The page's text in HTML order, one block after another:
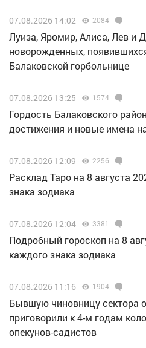
07.08.2026 14:02 2084
Луиза, Яромир, Алиса, Лев и
новорожденных,
Балаковской горбольнице
07.08.2026 13:25 1574
Гордость Балаковского
достижения и новые имена
07.08.2026 12:09 2256
Расклад Таро на 8 августа
знака зодиака
07.08.2026 12:04 3381
Подробный гороскоп на 8
каждого знака зодиака
07.08.2026 11:16 1904
Бывшую чиновницу сектора
приговорили к 4-м годам
опекунов-садистов